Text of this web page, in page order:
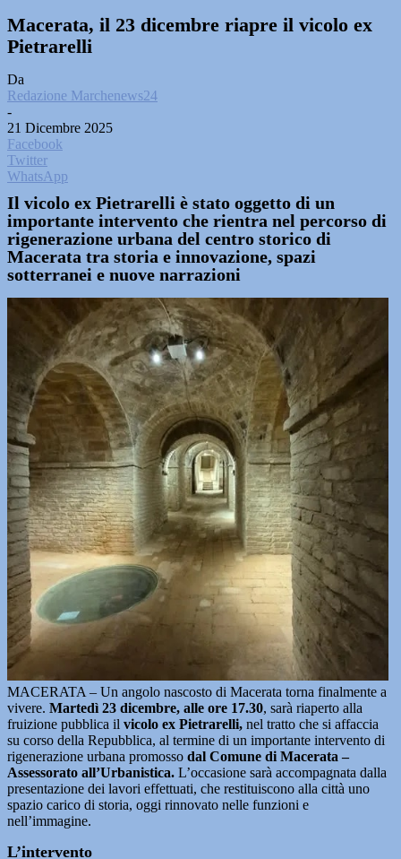
Macerata, il 23 dicembre riapre il vicolo ex
Pietrarelli
Da
Redazione Marchenews24
-
21 Dicembre 2025
Facebook
Twitter
WhatsApp
Il vicolo ex Pietrarelli è stato oggetto di un
importante intervento che rientra nel percorso di
rigenerazione urbana del centro storico di
Macerata tra storia e innovazione, spazi
sotterranei e nuove narrazioni
MACERATA – Un angolo nascosto di Macerata torna finalmente a
vivere. Martedì 23 dicembre, alle ore 17.30, sarà riaperto alla
fruizione pubblica il vicolo ex Pietrarelli, nel tratto che si affaccia
su corso della Repubblica, al termine di un importante intervento di
rigenerazione urbana promosso dal Comune di Macerata –
Assessorato all’Urbanistica. L’occasione sarà accompagnata dalla
presentazione dei lavori effettuati, che restituiscono alla città uno
spazio carico di storia, oggi rinnovato nelle funzioni e
nell’immagine.
L’intervento